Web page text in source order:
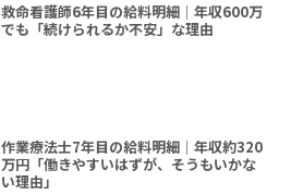
救命看護師6年目の給料明細｜年収600万
でも「続けられるか不安」な理由
作業療法士7年目の給料明細｜年収約320
万円「働きやすいはずが、そうもいかな
い理由」